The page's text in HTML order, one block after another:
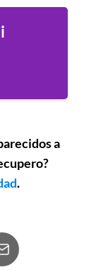
a
.